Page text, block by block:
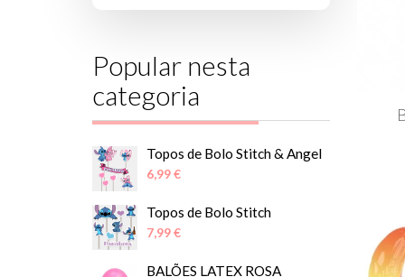
Popular nesta
categoria
Topos de Bolo Stitch & Angel
6,99 €
Topos de Bolo Stitch
7,99 €
BALÕES LATEX ROSA